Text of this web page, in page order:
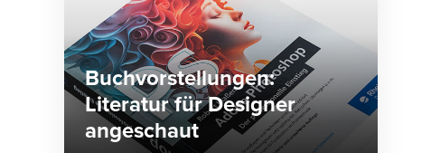
Buchvorstellungen:
Literatur für Designer
angeschaut